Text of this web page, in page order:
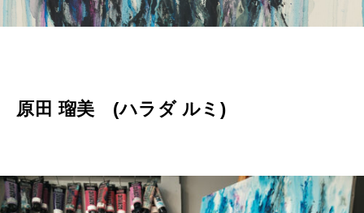
原田 瑠美 (ハラダ ルミ)